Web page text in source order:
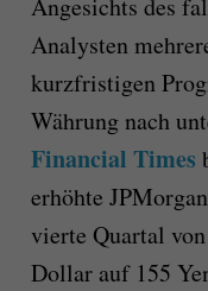
Angesichts des
Analysten
kurzfristigen
Währung nach
Financial Times
erhöhte
vierte Quartal
Dollar auf 155